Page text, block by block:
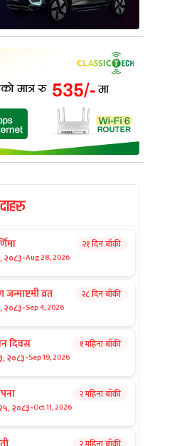
२०८३-Aug 28, 2026
२१ दिन बाँकी
जन्माष्टमी व्रत
२०८३-Sep 4, 2026
२८ दिन बाँकी
दिवस
२०८३-Sep 19, 2026
१ महिना बाँकी
२०८३-Oct 11, 2026
२ महिना बाँकी